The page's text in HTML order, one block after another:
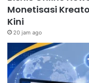
Monetisasi
Kini
20 jam ago